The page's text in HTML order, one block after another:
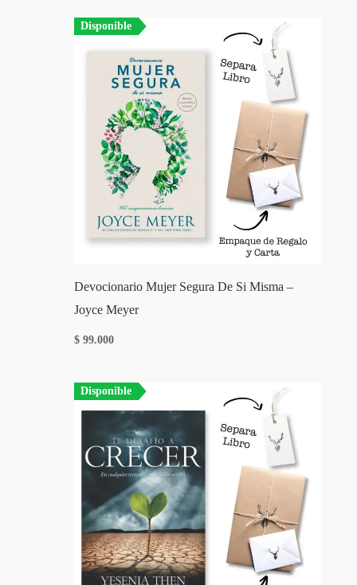
Disponible
Devocionario Mujer Segura De Si Misma –
Joyce Meyer
$ 99.000
Disponible